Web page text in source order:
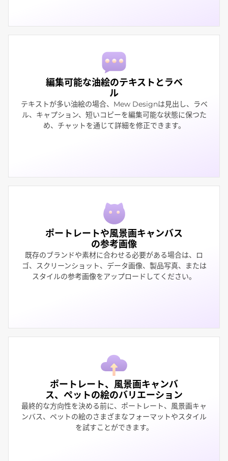
編集可能な油絵のテキストとラベ
ル
テキストが多い油絵の場合、Mew Designは見出し、ラベ
ル、キャプション、短いコピーを編集可能な状態に保つた
め、チャットを通じて詳細を修正できます。
ポートレートや風景画キャンバス
の参考画像
既存のブランドや素材に合わせる必要がある場合は、ロ
ゴ、スクリーンショット、データ画像、製品写真、または
スタイルの参考画像をアップロードしてください。
ポートレート、風景画キャンバ
ス、ペットの絵のバリエーション
最終的な方向性を決める前に、ポートレート、風景画キャ
ンバス、ペットの絵のさまざまなフォーマットやスタイル
を試すことができます。